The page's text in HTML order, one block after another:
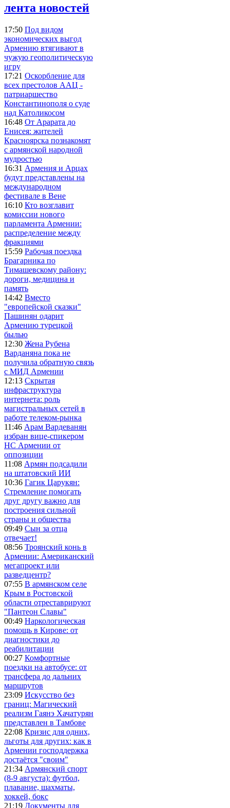
лента новостей
17:50 Под видом
экономических выгод
Армению втягивают в
чужую геополитическую
игру
17:21 Оскорбление для
всех престолов ААЦ -
патриаршество
Константинополя о суде
над Католикосом
16:48 От Арарата до
Енисея: жителей
Красноярска познакомят
с армянской народной
мудростью
16:31 Армения и Арцах
будут представлены на
международном
фестивале в Вене
16:10 Кто возглавит
комиссии нового
парламента Армении:
распределение между
фракциями
15:59 Рабочая поездка
Брагарника по
Тимашевскому району:
дороги, медицина и
память
14:42 Вместо
"европейской сказки"
Пашинян одарит
Армению турецкой
былью
12:30 Жена Рубена
Варданяна пока не
получила обратную связь
с МИД Армении
12:13 Скрытая
инфраструктура
интернета: роль
магистральных сетей в
работе телеком-рынка
11:46 Арам Вардеванян
избран вице-спикером
НС Армении от
оппозиции
11:08 Армян подсадили
на штатовский ИИ
10:36 Гагик Царукян:
Стремление помогать
друг другу важно для
построения сильной
страны и общества
09:49 Сын за отца
отвечает!
08:56 Троянский конь в
Армении: Американский
мегапроект или
разведцентр?
07:55 В армянском селе
Крым в Ростовской
области отреставрируют
"Пантеон Славы"
00:49 Наркологическая
помощь в Кирове: от
диагностики до
реабилитации
00:27 Комфортные
поездки на автобусе: от
трансфера до дальних
маршрутов
23:09 Искусство без
границ: Магический
реализм Гаянэ Хачатурян
представлен в Тамбове
22:08 Кризис для одних,
льготы для других: как в
Армении господдержка
достаётся "своим"
21:34 Армянский спорт
(8-9 августа): футбол,
плавание, шахматы,
хоккей, бокс
21:19 Документы для